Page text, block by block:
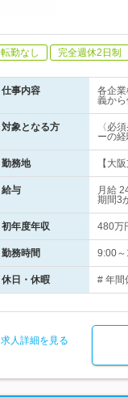
転勤なし 完全週休2日制
仕事内容
各企
義から
対象となる方
〈必
ーの
勤務地 【大
給与
月給
期間3
初年度年収 480万
勤務時間 9:00
休日・休暇 # 年間
求人詳細を見る